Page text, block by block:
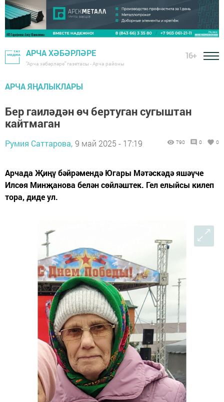
АРЧА ХӘБӘРЛӘРЕ
"Арча хәбәрләре" газетасы - Арча районы
16+
АРЧА ЯҢАЛЫКЛАРЫ
Бер гаиләдән өч бертуган сугыштан
кайтмаган
Румия Саттарова, 9 май 2025 - 17:19 790 0 0
Арчада Җиңү бәйрәмендә Югары Мәтәскәдә яшәүче
Илсөя Минҗанова белән сөйләштек. Гел елыйсы килеп
тора, диде ул.